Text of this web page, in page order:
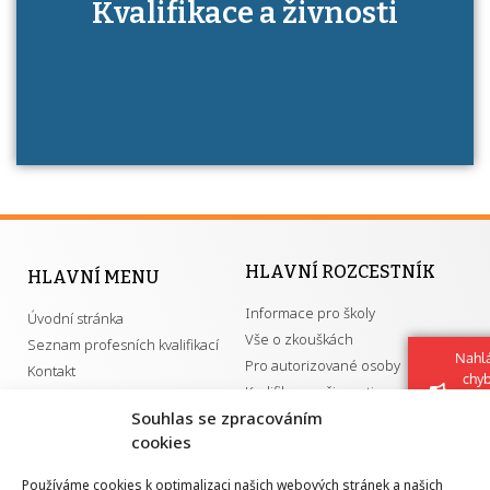
Souhlas se zpracováním
cookies
Používáme cookies k optimalizaci našich webových stránek a našich
má získání autorizace?
Kvalifikace a živnosti
HLAVNÍ MENU
Úvodní stránka
Seznam profesních kvalifikací
Kontakt
HLAVNÍ ROZCESTNÍK
Informace pro školy
Vše o zkouškách
Pro autorizované osoby
Kvalifikace a živnosti